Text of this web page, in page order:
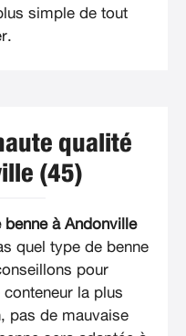
simple de tout
qualité
(45)
benne à Andonville
quel type de benne
pour
la plus
pas de mauvaise